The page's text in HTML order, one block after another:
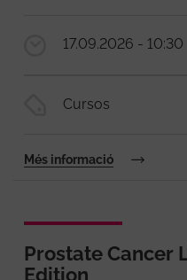
17.09.2026 - 10:30
Cursos
Més informació
Prostate Cancer
Edition